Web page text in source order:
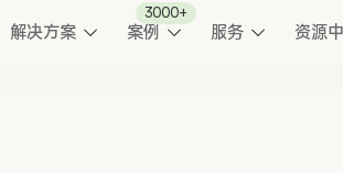
解决方案 案例
3000+
服务 资源